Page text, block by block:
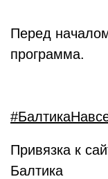
Перед
программа.
Привязка к
Балтика